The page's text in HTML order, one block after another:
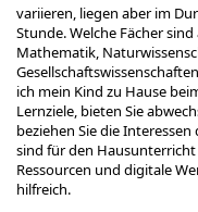
variieren, liegen aber im
Stunde. Welche Fächer
Mathematik,
ich mein Kind zu Hause
Lernziele, bieten Sie
beziehen Sie die
sind für den
Ressourcen und digitale
hilfreich.